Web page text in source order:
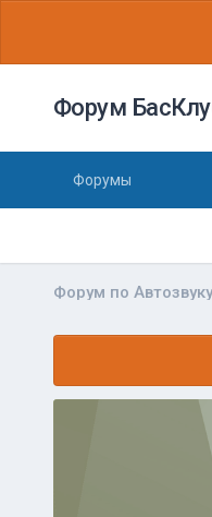
Форум
Форумы
Форум по